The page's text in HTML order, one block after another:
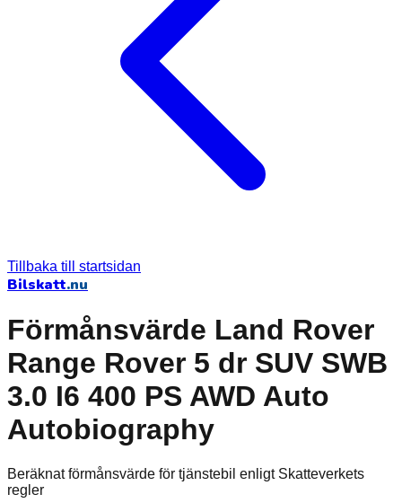
Tillbaka till startsidan
Bilskatt.nu
Förmånsvärde Land Rover
Range Rover 5 dr SUV SWB
3.0 I6 400 PS AWD Auto
Autobiography
Beräknat förmånsvärde för tjänstebil enligt Skatteverkets
regler